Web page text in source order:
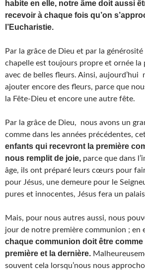
habite en elle, notre âme doit aussi
recevoir à chaque fois qu’on
l’Eucharistie.
Par la grâce de Dieu et par la
chapelle est toujours propre et ornée la
avec de belles fleurs. Ainsi, aujourd’hui
ajouter encore des fleurs, parce que
la Fête-Dieu et encore une autre fête.
Par la grâce de Dieu, nous avons un
comme dans les années précédentes,
enfants qui recevront la première
nous remplit de joie, parce que dans
âge, ils ont préparé leurs cœurs pour
pour Jésus, une demeure pour le
pures et innocentes, Jésus fera un
Mais, pour nous autres aussi, nous
jour de notre première communion ; en
chaque communion doit être comme
première et la dernière.
souvent cela lorsqu’nous nous